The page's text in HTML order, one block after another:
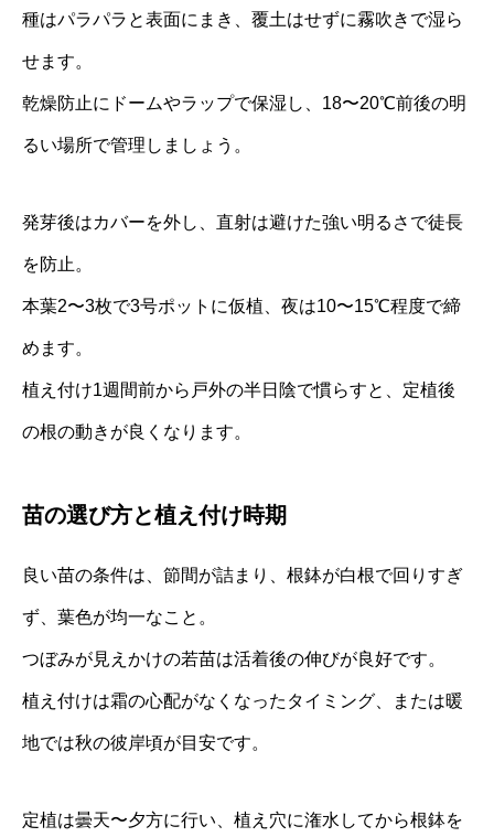
種はパラパラと表面にまき、覆土はせずに霧吹きで湿ら
せます。
乾燥防止にドームやラップで保湿し、18〜20℃前後の明
るい場所で管理しましょう。
発芽後はカバーを外し、直射は避けた強い明るさで徒長
を防止。
本葉2〜3枚で3号ポットに仮植、夜は10〜15℃程度で締
めます。
植え付け1週間前から戸外の半日陰で慣らすと、定植後
の根の動きが良くなります。
苗の選び方と植え付け時期
良い苗の条件は、節間が詰まり、根鉢が白根で回りすぎ
ず、葉色が均一なこと。
つぼみが見えかけの若苗は活着後の伸びが良好です。
植え付けは霜の心配がなくなったタイミング、または暖
地では秋の彼岸頃が目安です。
定植は曇天〜夕方に行い、植え穴に潅水してから根鉢を